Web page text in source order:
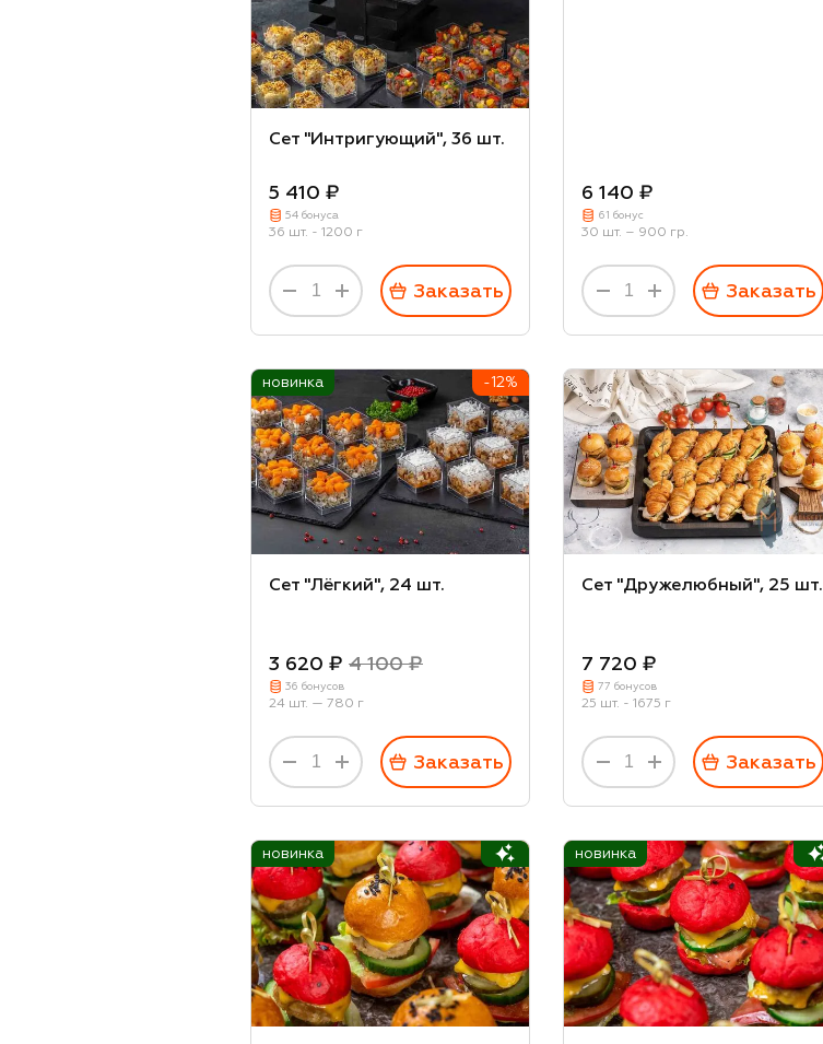
Сет "Интригующий", 36 шт.
5 410 ₽
54 бонуса
36 шт. - 1200 г
Заказать
6 140 ₽
61 бонус
30 шт. – 900 гр.
Заказать
новинка -12%
Сет "Лёгкий", 24 шт.
3 620 ₽ 4 100 ₽
36 бонусов
24 шт. — 780 г
Заказать
Сет "Дружелюбный", 25 шт.
7 720 ₽
77 бонусов
25 шт. - 1675 г
Заказать
новинка новинка